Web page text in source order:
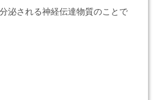
泌される神経伝達物質のことで